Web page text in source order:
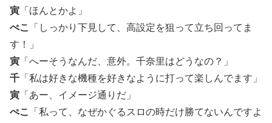
寅 「ほんとかよ」
ぺこ
「しっかり下見して、高設定を狙って立ち回ってま
す！」
寅 「へーそうなんだ、意外。千奈里はどうなの？」
千 「私は好きな機種を好きなように打って楽しんでます」
寅 「あー、イメージ通りだ」
ぺこ
「私って、なぜかぐるスロの時だけ勝てないんですよ